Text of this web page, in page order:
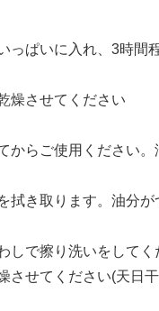
っぱいに入れ、3時間
燥させてください
からご使用ください
拭き取ります。油分
しで擦り洗いをしてく
させてください(天日